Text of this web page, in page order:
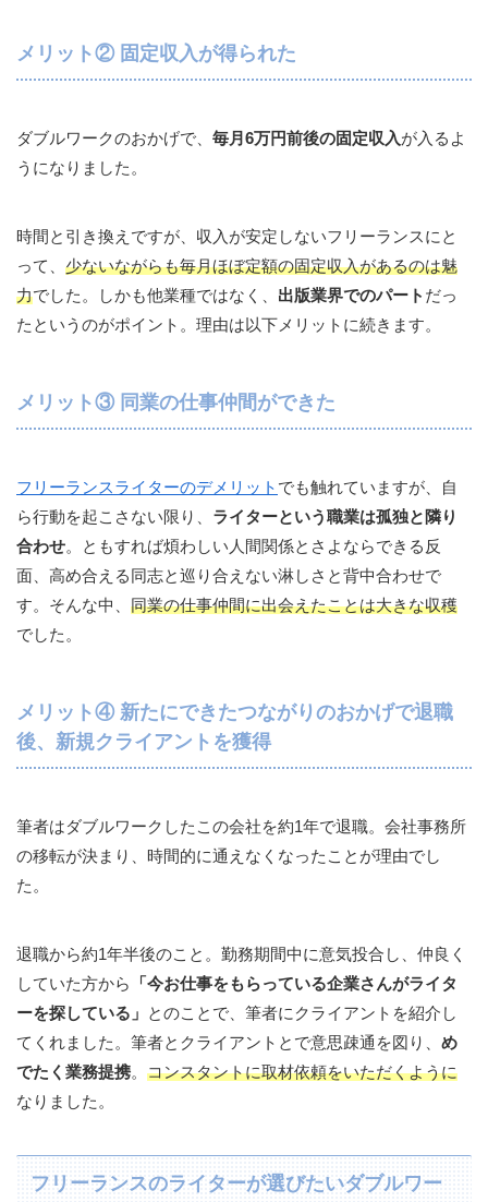
メリット② 固定収入が得られた
ダブルワークのおかげで、 毎月6万円前後の固定収入が入るよ
うになりました。
時間と引き換えですが、収入が安定しないフリーランスにと
って、 少ないながらも毎月ほぼ定額の固定収入があるのは魅
力でした。しかも他業種ではなく、 出版業界でのパート だっ
たというのがポイント。理由は以下メリットに続きます。
メリット③ 同業の仕事仲間ができた
フリーランスライターのデメリット でも触れていますが、自
ら行動を起こさない限り、 ライターという職業は孤独と隣り
合わせ。ともすれば煩わしい人間関係とさよならできる反
面、高め合える同志と巡り合えない淋しさと背中合わせで
す。そんな中、 同業の仕事仲間に出会えたことは大きな収穫
でした。
メリット④ 新たにできたつながりのおかげで退職
後、新規クライアントを獲得
筆者はダブルワークしたこの会社を約1年で退職。会社事務所
の移転が決まり、時間的に通えなくなったことが理由でし
た。
退職から約1年半後のこと。勤務期間中に意気投合し、仲良く
していた方から
「今お仕事をもらっている企業さんがライタ
ーを探している」 とのことで、筆者にクライアントを紹介し
てくれました。筆者とクライアントとで意思疎通を図り、 め
でたく業務提携。 コンスタントに取材依頼をいただくように
なりました。
フリーランスのライターが選びたいダブルワー